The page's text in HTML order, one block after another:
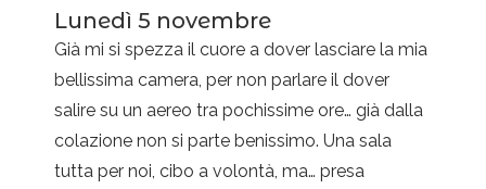
Lunedì 5 novembre
Già mi si spezza il cuore a dover lasciare la mia
bellissima camera, per non parlare il dover
salire su un aereo tra pochissime ore… già dalla
colazione non si parte benissimo. Una sala
tutta per noi, cibo a volontà, ma… presa